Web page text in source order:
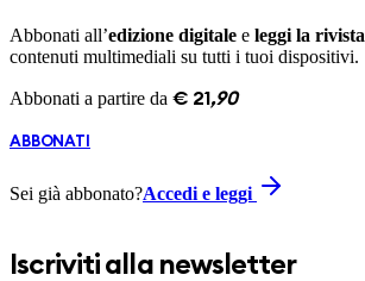
Abbonati all’edizione digitale e leggi la rivista
contenuti multimediali su tutti i tuoi dispositivi.
Abbonati a partire da € 21 ,90
ABBONATI
Sei già abbonato?Accedi e leggi
Iscriviti alla newsletter